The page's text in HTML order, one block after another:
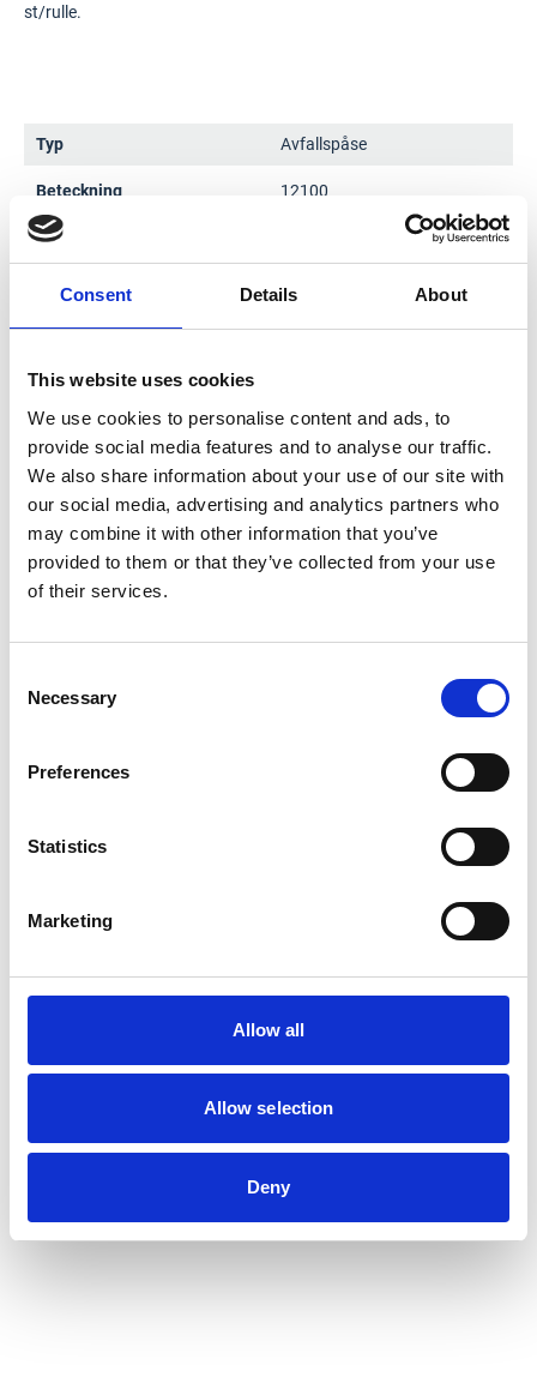
Consent Details About
This website uses cookies
We use cookies to personalise content and ads, to
provide social media features and to analyse our traffic.
We also share information about your use of our site with
our social media, advertising and analytics partners who
may combine it with other information that you’ve
provided to them or that they’ve collected from your use
of their services.
Selection
Necessary
Preferences
Statistics
Marketing
Allow all
Allow selection
Deny
st/rulle.
Typ Avfallspåse
Beteckning 12100
Antal (st/rulle)
Volym (l) 30